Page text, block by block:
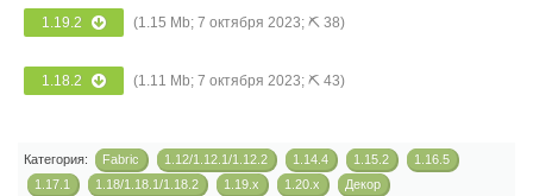
1.19.2 (1.15 Mb; 7 октября 2023; ⛏ 38)
1.18.2 (1.11 Mb; 7 октября 2023; ⛏ 43)
Категория: Fabric 1.12/1.12.1/1.12.2 1.14.4 1.15.2
1.16.5
1.17.1
1.18/1.18.1/1.18.2 1.19.x 1.20.x Декор